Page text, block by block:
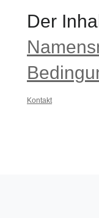
Der
Kontakt